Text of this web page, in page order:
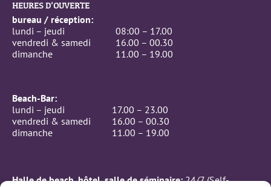
HEURES D’OUVERTE
bureau / réception:
lundi – jeudi
08:00 – 17.00
vendredi & samedi
16.00 – 00.30
dimanche
11.00 – 19.00
Beach-Bar:
lundi – jeudi
17.00 – 23.00
vendredi & samedi
16.00 – 00.30
dimanche
11.00 – 19.00
Halle de beach, hôtel, salle de séminaire:24/7 (Self-